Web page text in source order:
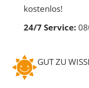
kostenlos!
24/7 Service:
GUT ZU